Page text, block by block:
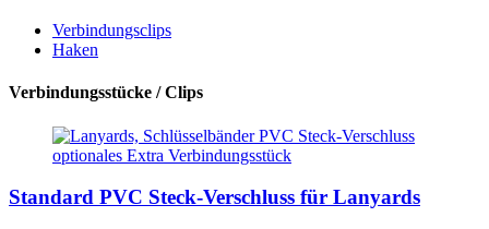
Verbindungsclips
Haken
Verbindungsstücke / Clips
Standard PVC Steck-Verschluss für Lanyards